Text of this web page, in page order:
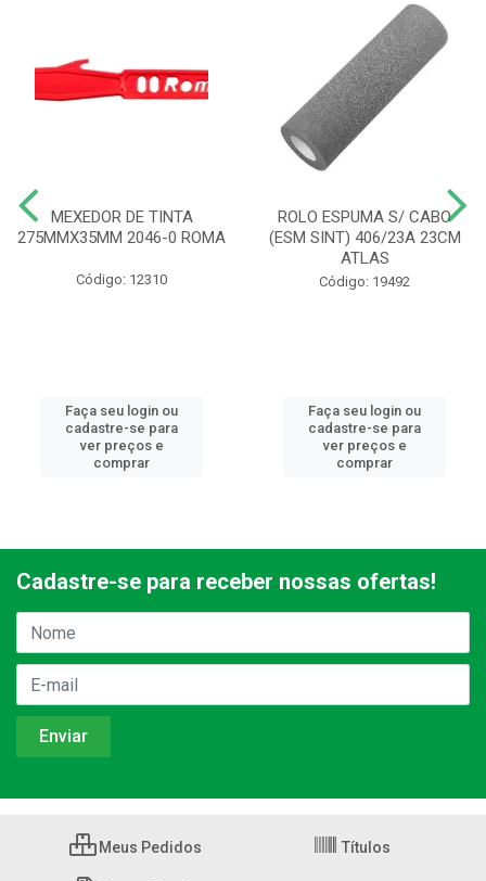
MEXEDOR DE TINTA
275MMX35MM 2046-0 ROMA
Código: 12310
Faça seu login ou
cadastre-se para
ver preços e
comprar
ROLO ESPUMA S/ CABO
(ESM SINT) 406/23A 23CM
ATLAS
Código: 19492
Faça seu login ou
cadastre-se para
ver preços e
comprar
Cadastre-se para receber nossas ofertas!
Meus Pedidos Títulos